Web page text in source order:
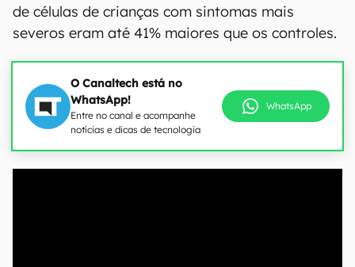
de células de crianças com sintomas mais
severos eram até 41% maiores que os controles.
O Canaltech está no
WhatsApp!
Entre no canal e acompanhe
notícias e dicas de tecnologia
WhatsApp